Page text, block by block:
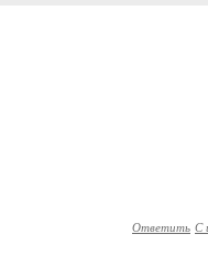
Ответить С